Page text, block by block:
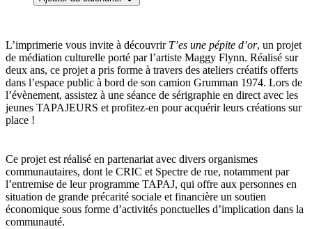
L’imprimerie vous invite à découvrirT’es une pépite d’or, un projet
de médiation culturelle porté par l’artiste Maggy Flynn. Réalisé sur
deux ans, ce projet a pris forme à travers des ateliers créatifs offerts
dans l’espace public à bord de son camion Grumman 1974. Lors de
l’évènement, assistez à une séance de sérigraphie en direct avec les
jeunes TAPAJEURS et profitez-en pour acquérir leurs créations sur
place !
Ce projet est réalisé en partenariat avec divers organismes
communautaires, dont le CRIC et Spectre de rue, notamment par
l’entremise de leur programme TAPAJ, qui offre aux personnes en
situation de grande précarité sociale et financière un soutien
économique sous forme d’activités ponctuelles d’implication dans la
communauté.